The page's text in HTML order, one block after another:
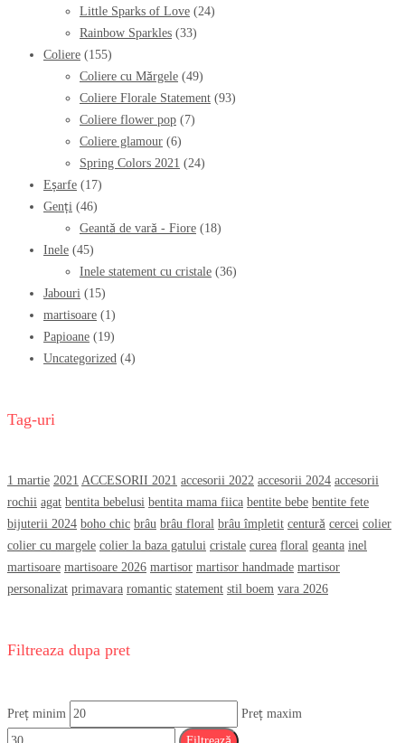
Little Sparks of Love (24)
Rainbow Sparkles (33)
Coliere (155)
Coliere cu Mărgele (49)
Coliere Florale Statement (93)
Coliere flower pop (7)
Coliere glamour (6)
Spring Colors 2021 (24)
Eșarfe (17)
Genți (46)
Geantă de vară - Fiore (18)
Inele (45)
Inele statement cu cristale (36)
Jabouri (15)
martisoare (1)
Papioane (19)
Uncategorized (4)
Tag-uri
1 martie 2021 ACCESORII 2021 accesorii 2022 accesorii 2024 accesorii
rochii agat bentita bebelusi bentita mama fiica bentite bebe bentite fete
bijuterii 2024 boho chic brâu brâu floral brâu împletit centură cercei colier
colier cu margele colier la baza gatului cristale curea floral geanta inel
martisoare martisoare 2026 martisor martisor handmade martisor
personalizat primavara romantic statement stil boem vara 2026
Filtreaza dupa pret
Preț minim
Preț maxim